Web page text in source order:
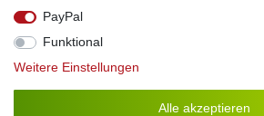
PayPal
Funktional
Weitere Einstellungen
Alle akzeptieren